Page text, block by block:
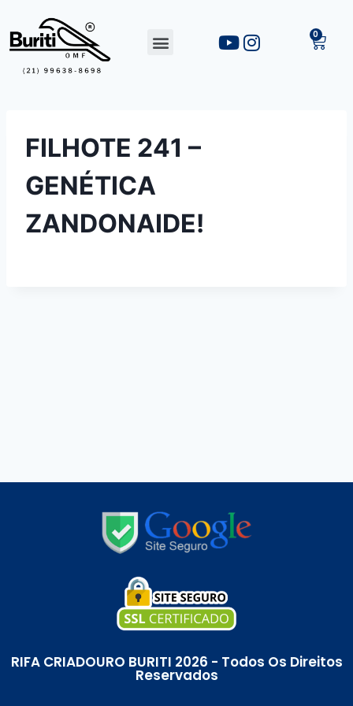
FILHOTE 241 –
GENÉTICA
ZANDONAIDE!
RIFA CRIADOURO BURITI 2026 - Todos Os Direitos
Reservados